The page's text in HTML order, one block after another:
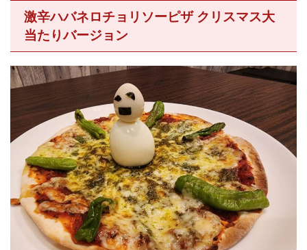
激辛ハバネロチョリソーピザ クリスマス大
当たりバージョン